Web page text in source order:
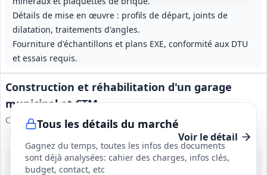
Détails de mise en œuvre : profils de départ, joints de
dilatation, traitements d'angles.
Fourniture d'échantillons et plans EXE, conformité aux DTU
et essais requis.
Tous les détails du marché
Gagnez du temps, toutes les infos des documents
sont déjà analysées: cahier des charges, infos clés,
budget, contact, etc
Construction et réhabilitation d'un garage
municipal et CTM
Commune de Rueil‑Malmaison
Voir le détail
21 août 2026
Rueil‑Malmaison (92)